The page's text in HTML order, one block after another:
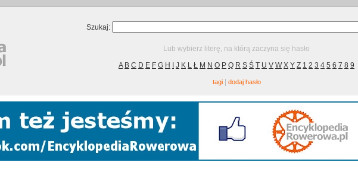
Szukaj:
Lub wybierz literę, na którą zaczyna się hasło
A B C D E F G H J K L Ł M N O P Q R S Ś T U V W X Y Z 1 2 3 4 5 6 7 8 9
tagi| dodaj hasło